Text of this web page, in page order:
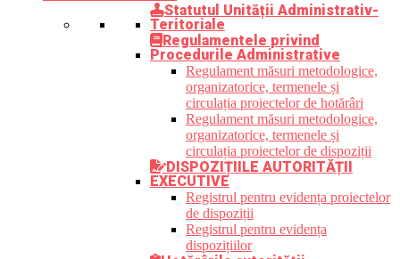
Statutul Unității Administrativ-
Teritoriale
Regulamentele privind
Procedurile Administrative
Regulament măsuri metodologice,
organizatorice, termenele și
circulația proiectelor de hotărâri
Regulament măsuri metodologice,
organizatorice, termenele și
circulația proiectelor de dispoziții
DISPOZIȚIILE AUTORITĂȚII
EXECUTIVE
Registrul pentru evidența proiectelor
de dispoziții
Registrul pentru evidența
dispozițiilor